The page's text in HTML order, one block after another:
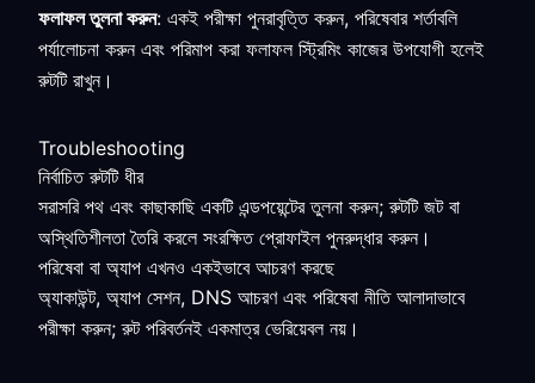
ফলাফল তুলনা করুন: একই পরীক্ষা পুনরাবৃত্তি করুন, পরিষেবার শর্তাবলি
পর্যালোচনা করুন এবং পরিমাপ করা ফলাফল স্ট্রিমিং কাজের উপযোগী হলেই
রুটটি রাখুন।
Troubleshooting
নির্বাচিত রুটটি ধীর
সরাসরি পথ এবং কাছাকাছি একটি এন্ডপয়েন্টের তুলনা করুন; রুটটি জট বা
অস্থিতিশীলতা তৈরি করলে সংরক্ষিত প্রোফাইল পুনরুদ্ধার করুন।
পরিষেবা বা অ্যাপ এখনও একইভাবে আচরণ করছে
অ্যাকাউন্ট, অ্যাপ সেশন, DNS আচরণ এবং পরিষেবা নীতি আলাদাভাবে
পরীক্ষা করুন; রুট পরিবর্তনই একমাত্র ভেরিয়েবল নয়।